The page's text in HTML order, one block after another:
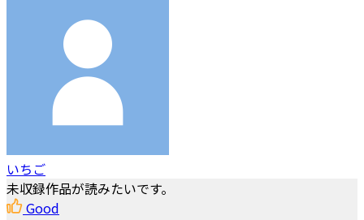
いちご
未収録作品が読みたいです。
Good